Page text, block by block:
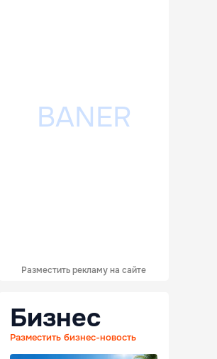
Разместить рекламу на сайте
Бизнес
Разместить бизнес-новость